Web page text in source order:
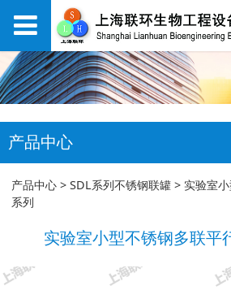
产品中心
实验室小型不
平行发酵罐系
产品中心 >SDL系列不锈钢联罐 > 实验室
系列
实验室小型不锈钢多联平